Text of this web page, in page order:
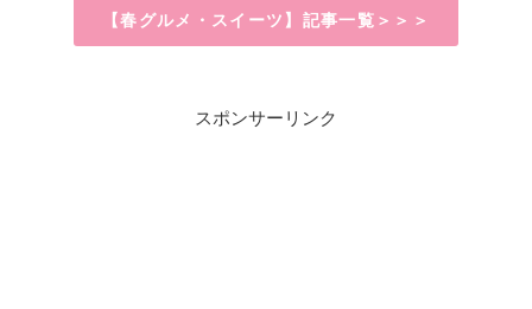
【春グルメ・スイーツ】記事一覧＞＞＞
スポンサーリンク